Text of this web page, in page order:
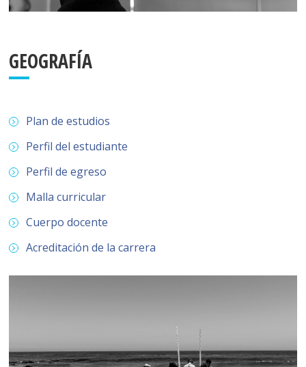
GEOGRAFÍA
Plan de estudios
Perfil del estudiante
Perfil de egreso
Malla curricular
Cuerpo docente
Acreditación de la carrera